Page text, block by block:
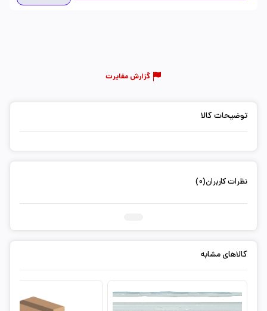
گزارش مغایرت
توضیحات کالا
نظرات کاربران(0)
کالاهای مشابه